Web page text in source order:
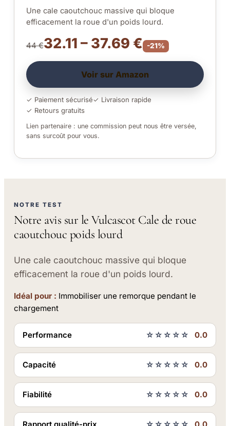
Une cale caoutchouc massive qui bloque
efficacement la roue d'un poids lourd.
44 €32.11 – 37.69 € -21%
Voir sur Amazon
✓ Paiement sécurisé✓ Livraison rapide
✓ Retours gratuits
Lien partenaire : une commission peut nous être versée,
sans surcoût pour vous.
NOTRE TEST
Notre avis sur le Vulcascot Cale de roue
caoutchouc poids lourd
Une cale caoutchouc massive qui bloque
efficacement la roue d'un poids lourd.
Idéal pour : Immobiliser une remorque pendant le
chargement
Performance ☆☆☆☆☆ 0.0
Capacité ☆☆☆☆☆ 0.0
Fiabilité ☆☆☆☆☆ 0.0